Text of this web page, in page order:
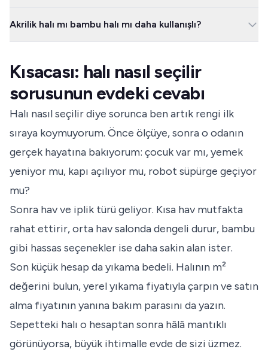
koltuk hareketini test edin.
makinenizin kapasitesine uyuyorsa yıkanır. Büyük, ağır, kaymaz
tabanlı veya hassas dokulu halılarda profesyonel temizlik daha
Akrilik halı mı bambu halı mı daha kullanışlı?
şık ve parlak görünür, fakat yoğun kullanımda ve lekede daha
Kısacası: halı nasıl seçilir
sorusunun evdeki cevabı
Halı nasıl seçilir diye sorunca ben artık rengi ilk
sıraya koymuyorum. Önce ölçüye, sonra o odanın
gerçek hayatına bakıyorum: çocuk var mı, yemek
yeniyor mu, kapı açılıyor mu, robot süpürge geçiyor
mu?
Sonra hav ve iplik türü geliyor. Kısa hav mutfakta
rahat ettirir, orta hav salonda dengeli durur, bambu
gibi hassas seçenekler ise daha sakin alan ister.
Son küçük hesap da yıkama bedeli. Halının m²
değerini bulun, yerel yıkama fiyatıyla çarpın ve satın
alma fiyatının yanına bakım parasını da yazın.
Sepetteki halı o hesaptan sonra hâlâ mantıklı
görünüyorsa, büyük ihtimalle evde de sizi üzmez.